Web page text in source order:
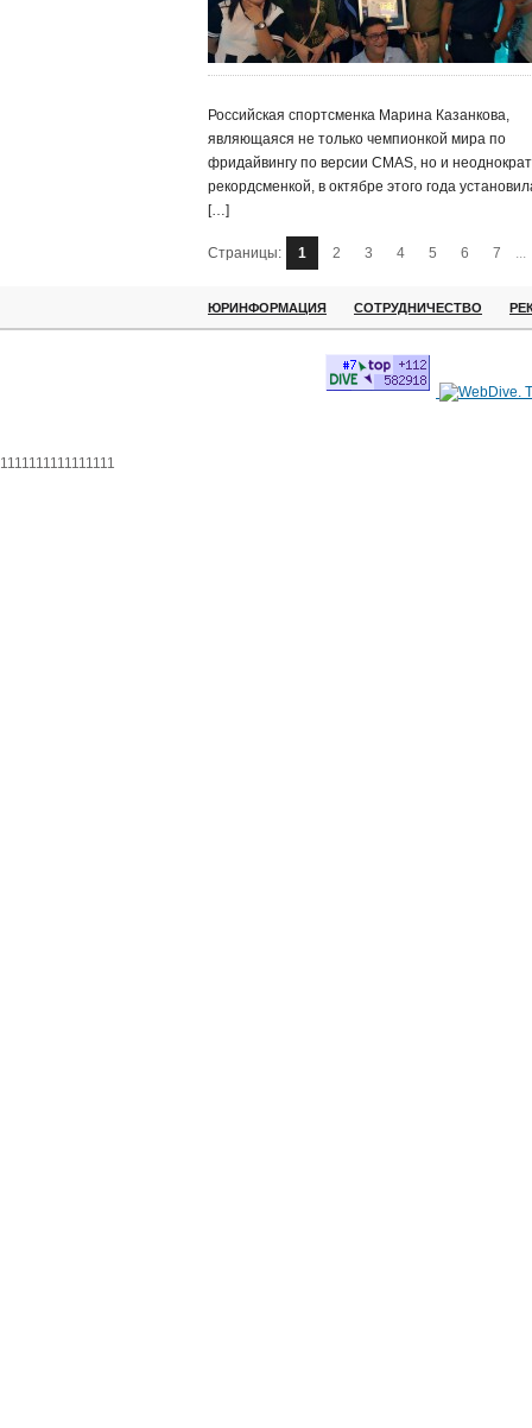
Российская спортсменка Марина Казанкова,
являющаяся не только чемпионкой мира по
фридайвингу по версии CMAS, но и
рекордсменкой, в октябре этого года
[…]
Страницы: 1 2 3 4 5 6 7 ...
ЮРИНФОРМАЦИЯ СОТРУДНИЧЕСТВО
1111111111111111